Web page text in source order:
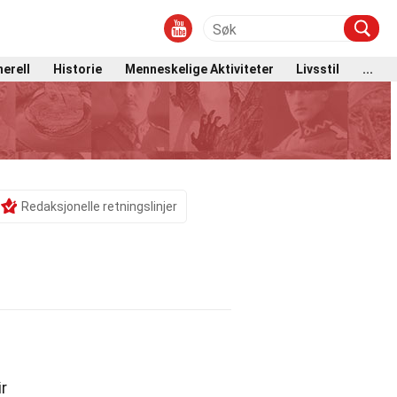
Historie Menneskelige Aktiviteter Livsstil ...
Redaksjonelle retningslinjer